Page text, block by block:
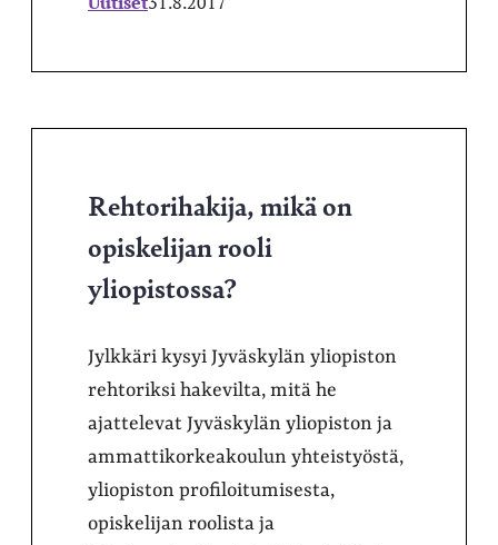
Rehtorihakija, mikä on
opiskelijan rooli
yliopistossa?
Jylkkäri kysyi Jyväskylän yliopiston
rehtoriksi hakevilta, mitä he
ajattelevat Jyväskylän yliopiston ja
ammattikorkeakoulun yhteistyöstä,
yliopiston profiloitumisesta,
opiskelijan roolista ja